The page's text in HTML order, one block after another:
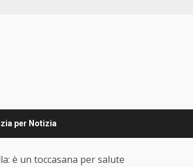
per Notizia
è un toccasana per salute